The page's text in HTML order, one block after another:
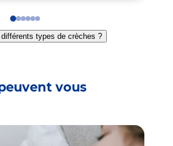
Go
to
slide
Go
to
slide
Go
to
slide
Go
to
slide
Go
to
slide
Go
to
slide
types de crèches ?
vous